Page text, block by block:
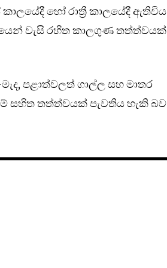
හෝ රාත්‍රී කාලයේදී ඇතිවිය
වැසි රහිත කාලගුණ තත්ත්වයක්
පළාත්වලත් ගාල්ල සහ මාතර
සහිත තත්ත්වයක් පැවතිය හැකි බව